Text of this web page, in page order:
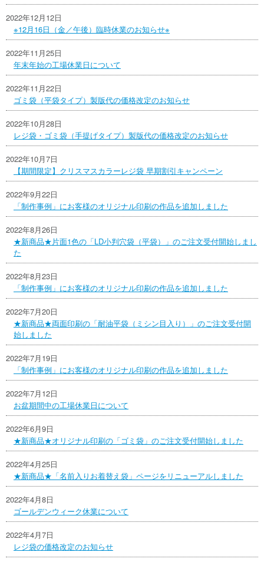
2022年12月12日
※12月16日（金／午後）臨時休業のお知らせ※
2022年11月25日
年末年始の工場休業日について
2022年11月22日
ゴミ袋（平袋タイプ）製版代の価格改定のお知らせ
2022年10月28日
レジ袋・ゴミ袋（手提げタイプ）製版代の価格改定のお知らせ
2022年10月7日
【期間限定】クリスマスカラーレジ袋 早期割引キャンペーン
2022年9月22日
「制作事例」にお客様のオリジナル印刷の作品を追加しました
2022年8月26日
★新商品★片面1色の「LD小判穴袋（平袋）」のご注文受付開始しまし
た
2022年8月23日
「制作事例」にお客様のオリジナル印刷の作品を追加しました
2022年7月20日
★新商品★両面印刷の「耐油平袋（ミシン目入り）」のご注文受付開
始しました
2022年7月19日
「制作事例」にお客様のオリジナル印刷の作品を追加しました
2022年7月12日
お盆期間中の工場休業日について
2022年6月9日
★新商品★オリジナル印刷の「ゴミ袋」のご注文受付開始しました
2022年4月25日
★新商品★「名前入りお着替え袋」ページをリニューアルしました
2022年4月8日
ゴールデンウィーク休業について
2022年4月7日
レジ袋の価格改定のお知らせ